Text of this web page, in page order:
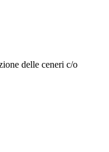
delle ceneri c/o